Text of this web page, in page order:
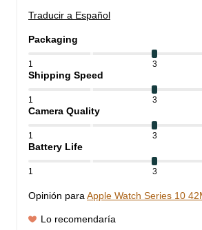
Traducir a Español
Packaging
1 3
Shipping Speed
1 3
Camera Quality
1 3
Battery Life
1 3
Opinión para Apple Watch Series 10
Lo recomendaría